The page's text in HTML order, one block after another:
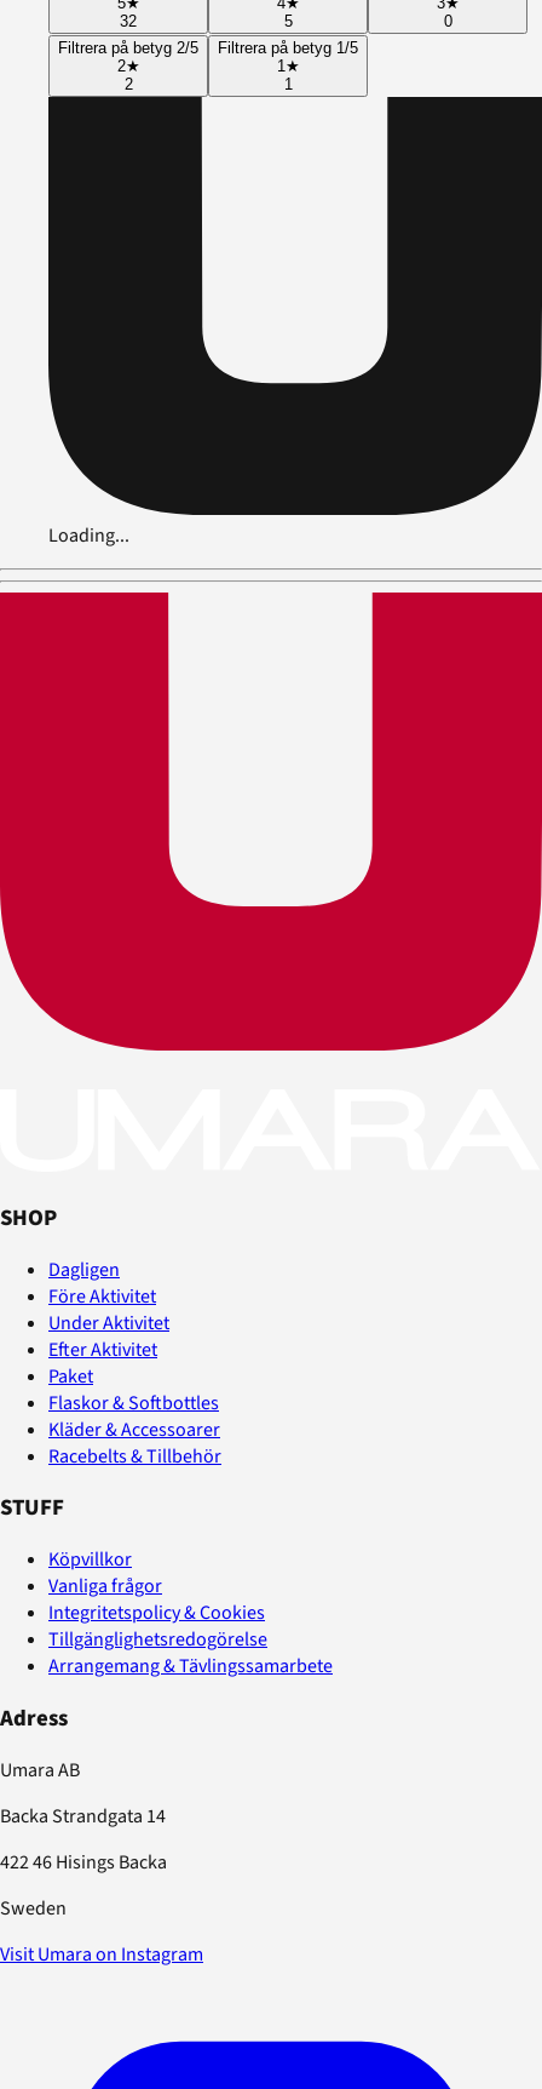
32
5
0
Filtrera på betyg 2/5
2★
2
Filtrera på betyg 1/5
1 ★
1
Loading...
SHOP
Dagligen
Före Aktivitet
Under Aktivitet
Efter Aktivitet
Paket
Flaskor & Softbottles
Kläder & Accessoarer
Racebelts & Tillbehör
STUFF
Köpvillkor
Vanliga frågor
Integritetspolicy & Cookies
Tillgänglighetsredogörelse
Arrangemang & Tävlingssamarbete
Adress
Umara AB
Backa Strandgata 14
422 46 Hisings Backa
Sweden
Visit Umara on Instagram